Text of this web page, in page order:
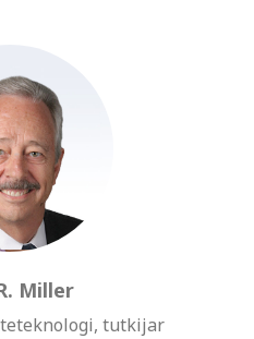
Miller
tutkijar